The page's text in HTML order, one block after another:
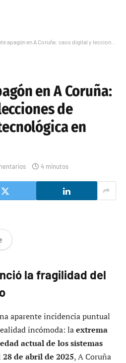
en A Coruña: caos digital y lecciones de dependencia tecnológica en 2025
en A Coruña:
de
en
4 minutos
la fragilidad del
aparente incidencia puntual
incómoda: laextrema
actual de los sistemas
28 de abril de 2025, A Coruña